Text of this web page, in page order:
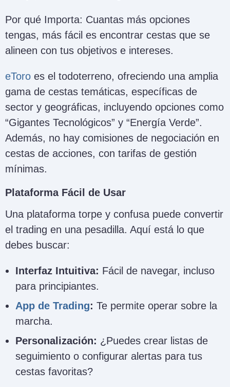
Por qué Importa: Cuantas más opciones
tengas, más fácil es encontrar cestas que se
alineen con tus objetivos e intereses.
eToro es el todoterreno, ofreciendo una amplia
gama de cestas temáticas, específicas de
sector y geográficas, incluyendo opciones como
“Gigantes Tecnológicos” y “Energía Verde”.
Además, no hay comisiones de negociación en
cestas de acciones, con tarifas de gestión
mínimas.
Plataforma Fácil de Usar
Una plataforma torpe y confusa puede convertir
el trading en una pesadilla. Aquí está lo que
debes buscar:
Interfaz Intuitiva: Fácil de navegar, incluso
para principiantes.
App de Trading: Te permite operar sobre la
marcha.
Personalización: ¿Puedes crear listas de
seguimiento o configurar alertas para tus
cestas favoritas?